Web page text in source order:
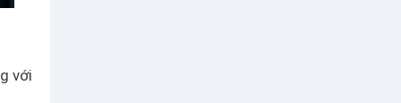
với